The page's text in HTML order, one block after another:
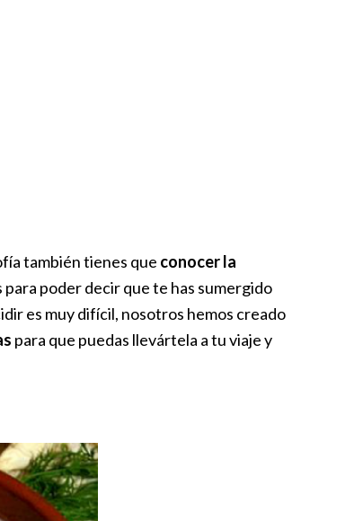
también tienes que conocer la
poder decir que te has sumergido
es muy difícil, nosotros hemos creado
para que puedas llevártela a tu viaje y